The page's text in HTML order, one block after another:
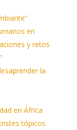
en
y retos
la
en África
tópicos